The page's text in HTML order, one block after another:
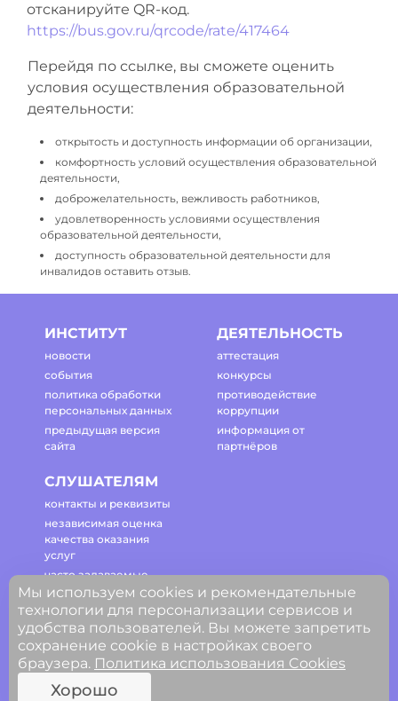
отсканируйте QR-код.
https://bus.gov.ru/qrcode/rate/417464
Перейдя по ссылке, вы сможете оценить
условия осуществления образовательной
деятельности:
открытость и доступность информации об организации,
комфортность условий осуществления образовательной
деятельности,
доброжелательность, вежливость работников,
удовлетворенность условиями осуществления
образовательной деятельности,
доступность образовательной деятельности для
инвалидов оставить отзыв.
ИНСТИТУТ
новости
события
политика обработки
персональных данных
предыдущая версия
сайта
ДЕЯТЕЛЬНОСТЬ
аттестация
конкурсы
противодействие
коррупции
информация от
партнёров
СЛУШАТЕЛЯМ
контакты и реквизиты
независимая оценка
качества оказания
услуг
часто задаваемые
вопросы
регламент работы
сайта
© ГАОУ ДПО Свердловской области
«Институт развития образования»
Мы используем cookies и рекомендательные
технологии для персонализации сервисов и
удобства пользователей. Вы можете запретить
сохранение cookie в настройках своего
браузера. Политика использования Cookies
Хорошо